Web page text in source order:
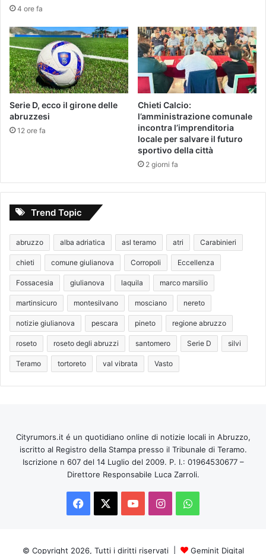
4 ore fa
Serie D, ecco il girone delle
abruzzesi
12 ore fa
Chieti Calcio:
l’amministrazione comunale
incontra l’imprenditoria
locale per salvare il futuro
sportivo della città
2 giorni fa
Trend Topic
abruzzo alba adriatica asl teramo atri Carabinieri
chieti comune giulianova Corropoli Eccellenza
Fossacesia giulianova laquila marco marsilio
martinsicuro montesilvano mosciano nereto
notizie giulianova pescara pineto regione abruzzo
roseto roseto degli abruzzi santomero Serie D silvi
Teramo tortoreto val vibrata Vasto
Cityrumors.it é un quotidiano online di notizie locali in Abruzzo,
iscritto al Registro della Stampa presso il Tribunale di Teramo.
Iscrizione n 607 del 14 Luglio del 2009. P. I.: 01964530677 –
Direttore Responsabile Luca Zarroli.
Facebook
You InstagramWhatsApp
© Copyright 2026, Tutti i diritti riservati | Geminit Digital